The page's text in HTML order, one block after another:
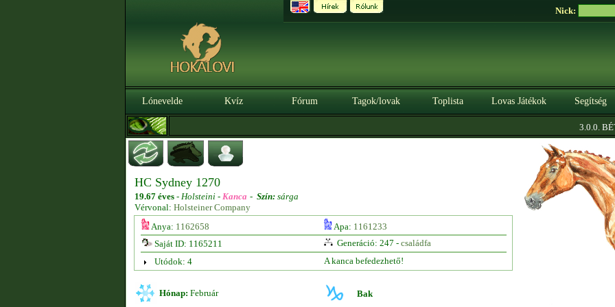
Nick:
Lónevelde Kvíz Fórum Tagok/lovak Toplista Lovas Játékok Segítség
3.0.0. BÉTA
HC Sydney 1270
19.67 éves - Holsteini - Kanca - Szín: sárga
Vérvonal: Holsteiner Company
Anya: 1162658 Apa: 1161233
Saját ID: 1165211
Generáció: 247 - családfa
Utódok: 4
A kanca befedezhető!
Hónap: Február Bak